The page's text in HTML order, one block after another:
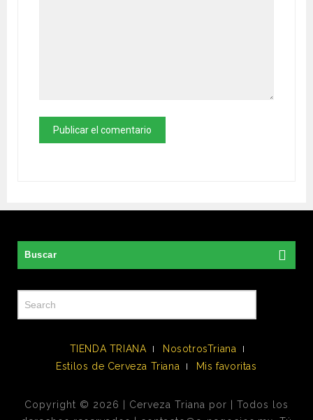
Buscar
TIENDA TRIANA
NosotrosTriana
Estilos de Cerveza Triana
Mis favoritas
Copyright © 2026 | Cerveza Triana por | Todos los